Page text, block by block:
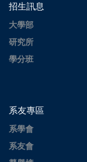
招生訊息
大學部
研究所
學分班
系友專區
系學會
系友會